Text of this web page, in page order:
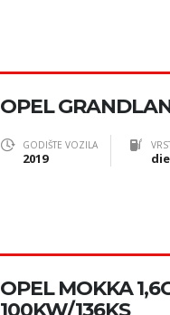
OPEL
GODIŠTE VOZILA
2019
OPEL MOKKA
100KW/136KS